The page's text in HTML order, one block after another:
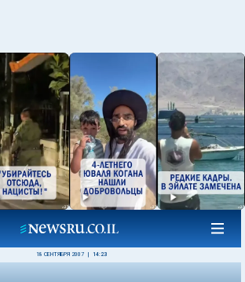
18 СЕНТЯБРЯ 2007 14:23